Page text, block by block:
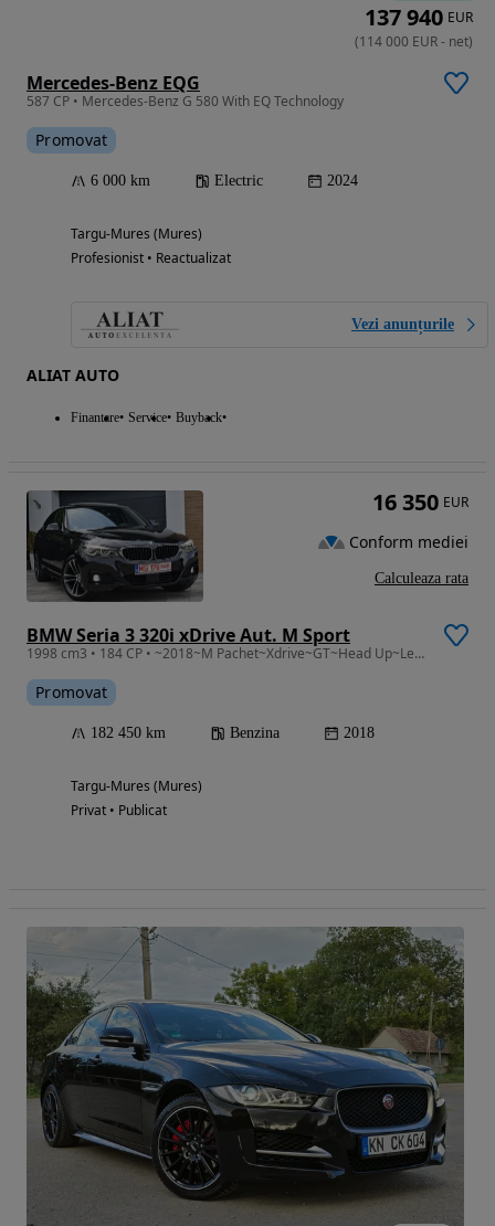
Mercedes-Benz EQG
587 CP • Mercedes-Benz G 580 With EQ Technology
Promovat
6 000 km Electric 2024
Targu-Mures (Mures)
Profesionist • Reactualizat
Vezi anunțurile
ALIAT AUTO
Finantare Service Buyback
137 940 EUR
(114 000 EUR- net)
BMW Seria 3 320i xDrive Aut. M Sport
1998 cm3 • 184 CP • ~2018~M Pachet~Xdrive~GT~Head Up~Led~Camera~GARANTIE 1 AN
Promovat
182 450 km Benzina 2018
Targu-Mures (Mures)
Privat • Publicat
16 350 EUR
Conform mediei
Calculeaza rata